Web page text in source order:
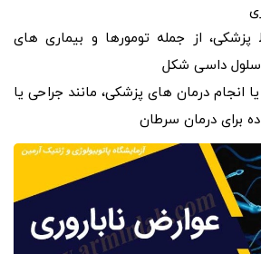
از جمله تومورها و بیماری های
سلول داسی شکل
انجام درمان های پزشکی، مانند جراحی یا
برای درمان سرطان